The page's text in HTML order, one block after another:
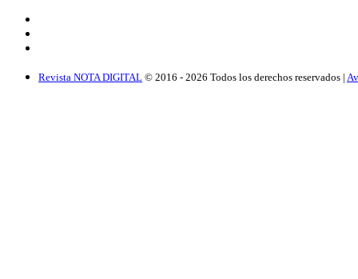
Revista NOTA DIGITAL © 2016 - 2026 Todos los derechos reservados |